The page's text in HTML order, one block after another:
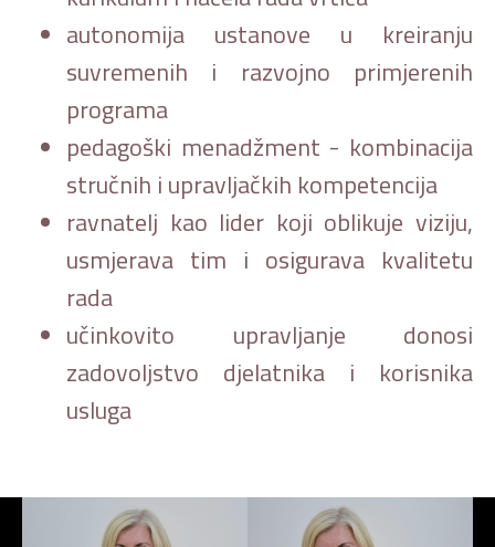
autonomija ustanove u kreiranju
suvremenih i razvojno primjerenih
programa
pedagoški menadžment - kombinacija
stručnih i upravljačkih kompetencija
ravnatelj kao lider koji oblikuje viziju,
usmjerava tim i osigurava kvalitetu
rada
učinkovito upravljanje donosi
zadovoljstvo djelatnika i korisnika
usluga